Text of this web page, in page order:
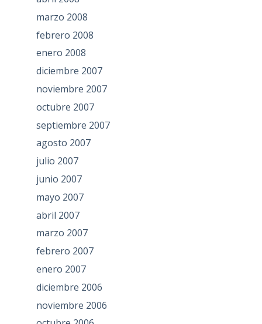
marzo 2008
febrero 2008
enero 2008
diciembre 2007
noviembre 2007
octubre 2007
septiembre 2007
agosto 2007
julio 2007
junio 2007
mayo 2007
abril 2007
marzo 2007
febrero 2007
enero 2007
diciembre 2006
noviembre 2006